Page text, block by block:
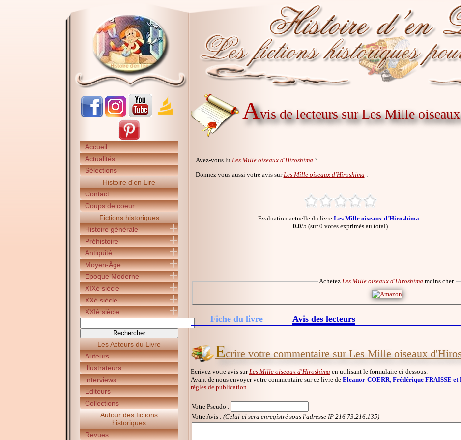
Accueil
Actualités
Sélections
Histoire d'en Lire
Contact
Coups de coeur
Fictions historiques
Histoire générale
Préhistoire
Antiquité
Moyen-Âge
Epoque Moderne
XIXè siècle
XXè siècle
XXIè siècle
Les Acteurs du Livre
Auteurs
Illustrateurs
Interviews
Editeurs
Collections
Autour des fictions
historiques
Revues
Avis de lecteurs sur Les Mille
Avez-vous lu Les Mille oiseaux d'Hiroshima ?
Donnez vous aussi votre avis sur Les Mille oiseaux d'Hiroshima :
Evaluation actuelle du livre Les Mille oiseaux d'Hiroshima :
0.0/5 (sur 0 votes exprimés au total)
Achetez Les Mille oiseaux d'Hiroshima moins cher
Fiche du livre Avis des lecteurs
Ecrire votre commentaire sur Les Mille oiseaux
Ecrivez votre avis sur Les Mille oiseaux d'Hiroshima en utilisant le formulaire ci-dessous.
Avant de nous envoyer votre commentaire sur ce livre deEleanor COERR, Frédérique FRAISSE
règles de publication
Votre Pseudo :
Votre Avis : (Celui-ci sera enregistré sous l'adresse IP 216.73.216.135)